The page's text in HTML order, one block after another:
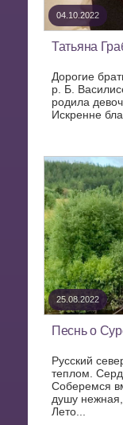
04.10.2022
Татьяна
Дорогие
р. Б.
родила
Искренне
25.08.2022
Песнь о
Русский
теплом.
Соберемся
душу нежная,
Лето...